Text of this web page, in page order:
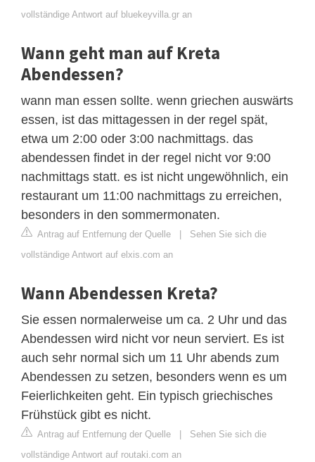
vollständige Antwort auf bluekeyvilla.gr an
Wann geht man auf Kreta
Abendessen?
wann man essen sollte. wenn griechen auswärts
essen, ist das mittagessen in der regel spät,
etwa um 2:00 oder 3:00 nachmittags. das
abendessen findet in der regel nicht vor 9:00
nachmittags statt. es ist nicht ungewöhnlich, ein
restaurant um 11:00 nachmittags zu erreichen,
besonders in den sommermonaten.
Antrag auf Entfernung der Quelle | Sehen Sie sich die
vollständige Antwort auf elxis.com an
Wann Abendessen Kreta?
Sie essen normalerweise um ca. 2 Uhr und das
Abendessen wird nicht vor neun serviert. Es ist
auch sehr normal sich um 11 Uhr abends zum
Abendessen zu setzen, besonders wenn es um
Feierlichkeiten geht. Ein typisch griechisches
Frühstück gibt es nicht.
Antrag auf Entfernung der Quelle | Sehen Sie sich die
vollständige Antwort auf routaki.com an